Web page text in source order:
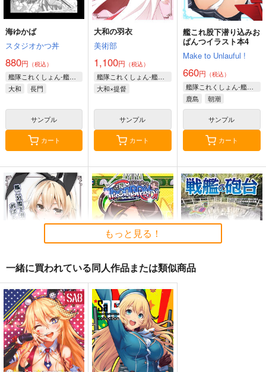
海ゆかば
スタジオかつ丼
880円 （税込）
艦隊これくしょん-艦これ-
大和
長門
サンプル
カート
大和の羽衣
美術部
1,100円 （税込）
艦隊これくしょん-艦これ-
大和×提督
サンプル
カート
艦これ股下潜り込みお
ぱんつイラスト本4
Make to Unlauful !
660円 （税込）
艦隊これくしょん-艦これ-
鹿島
朝潮
サンプル
カート
艦これ股下潜り込みお
ぱんつイラスト本2
Make to Unlauful !
660円（税込）
艦隊これくしょん-艦これ-
島風
天津風
Thonbricchi～トンブ
リちゃんとねこてーと
く
KURONEKO-WORK's-
くろねこわぁくす-
660円（税込）
艦隊これくしょん-艦これ-
もっと見る！
一緒に買われている同人作品または類似商品